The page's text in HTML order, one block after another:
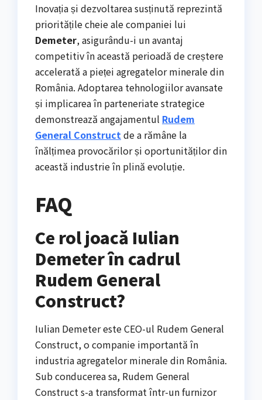
Inovația și dezvoltarea susținută reprezintă
prioritățile cheie ale companiei lui
Demeter, asigurându-i un avantaj
competitiv în această perioadă de creștere
accelerată a pieței agregatelor minerale din
România. Adoptarea tehnologiilor avansate
și implicarea în parteneriate strategice
demonstrează angajamentul Rudem
General Construct de a rămâne la
înălțimea provocărilor și oportunităților din
această industrie în plină evoluție.
FAQ
Ce rol joacă Iulian
Demeter în cadrul
Rudem General
Construct?
Iulian Demeter este CEO-ul Rudem General
Construct, o companie importantă în
industria agregatelor minerale din România.
Sub conducerea sa, Rudem General
Construct s-a transformat într-un furnizor